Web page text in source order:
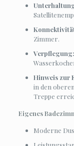
Zimmer.
Verpflegung:
Hinweis zur
in den
Treppe
Eigenes
Moderne